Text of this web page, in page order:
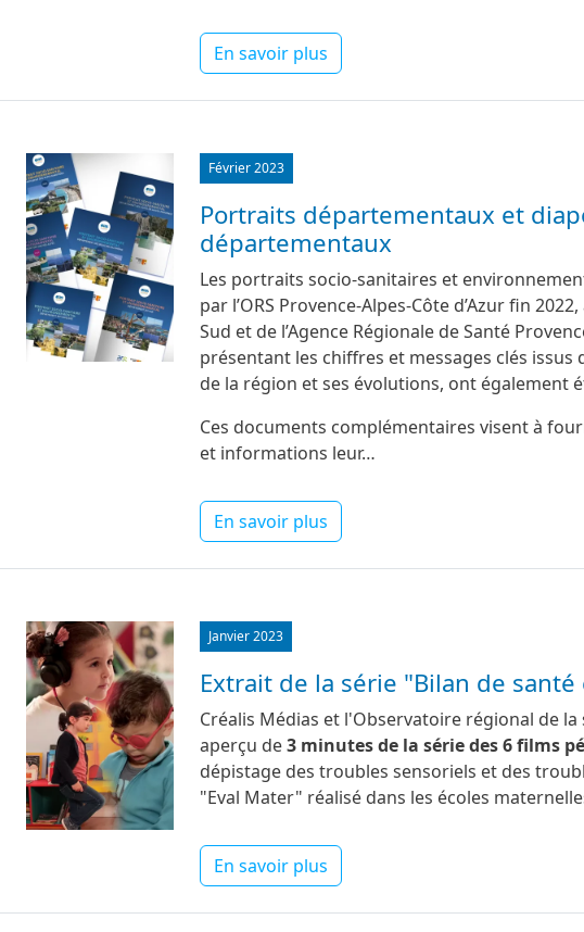
En savoir plus
Image Février 2023
Portraits départementaux et
départementaux
Les portraits socio-sanitaires et
par l’ORS Provence-Alpes-Côte d’Azur fin
Sud et de l’Agence Régionale de Santé
présentant les chiffres et messages clés
de la région et ses évolutions, ont également
Ces documents complémentaires visent à
et informations leur…
En savoir plus
Image Janvier 2023
Extrait de la série "Bilan de
Créalis Médias et l'Observatoire régional de
aperçu de3 minutes de la série des 6 films
dépistage des troubles sensoriels et des
"Eval Mater" réalisé dans les écoles
En savoir plus